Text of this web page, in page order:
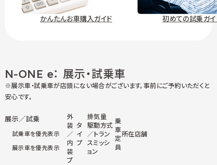
かんたんお車購入ガイド 初めての試乗ガイ
N-ONE e： 展示・試乗車
※展示車・試乗車が店頭にない場合がございます。事前にご予約いただくと
安心です。
展示／試乗
試乗車を優先表示
展示車を優先表示
外
装
／
内
装
タ
イ
プ
排気量
駆動方式
／トラン
スミッシ
ョン
乗
車
定
員
所在店舗
プ